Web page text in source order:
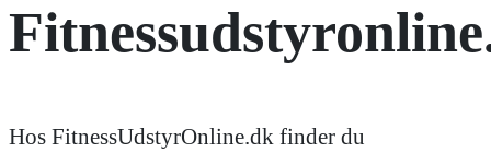
Hos FitnessUdstyrOnline.dk finder du